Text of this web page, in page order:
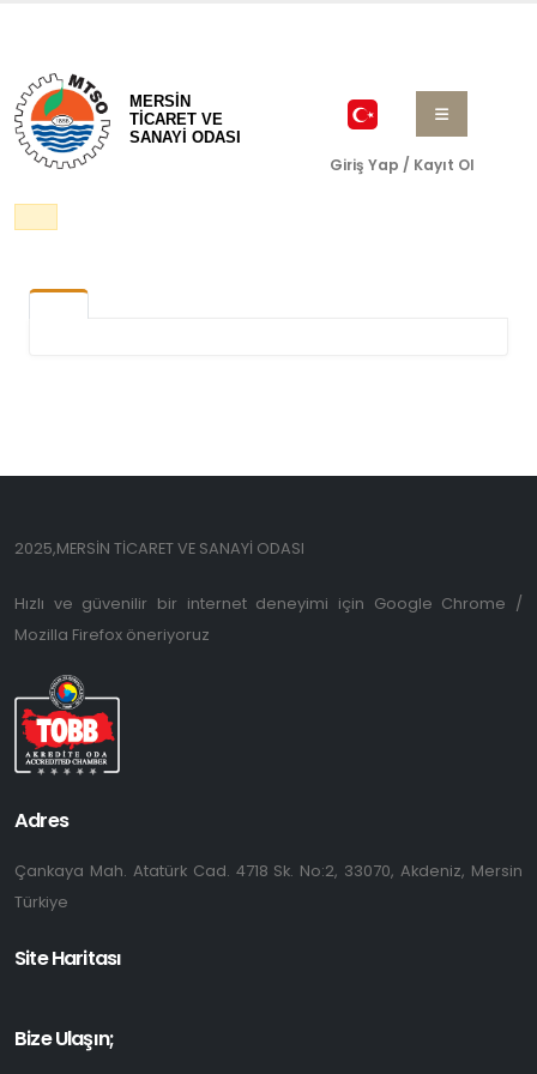
MERSİN
TİCARET VE
SANAYİ ODASI
Giriş Yap / Kayıt Ol
2025,MERSİN TİCARET VE SANAYİ ODASI
Hızlı ve güvenilir bir internet deneyimi için Google Chrome /
Mozilla Firefox öneriyoruz
Adres
Çankaya Mah. Atatürk Cad. 4718 Sk. No:2, 33070, Akdeniz, Mersin
Türkiye
Site Haritası
Bize Ulaşın;